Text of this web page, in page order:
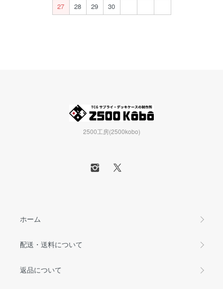
27
28 29 30
2500工房(2500kobo)
ホーム
配送・送料について
返品について